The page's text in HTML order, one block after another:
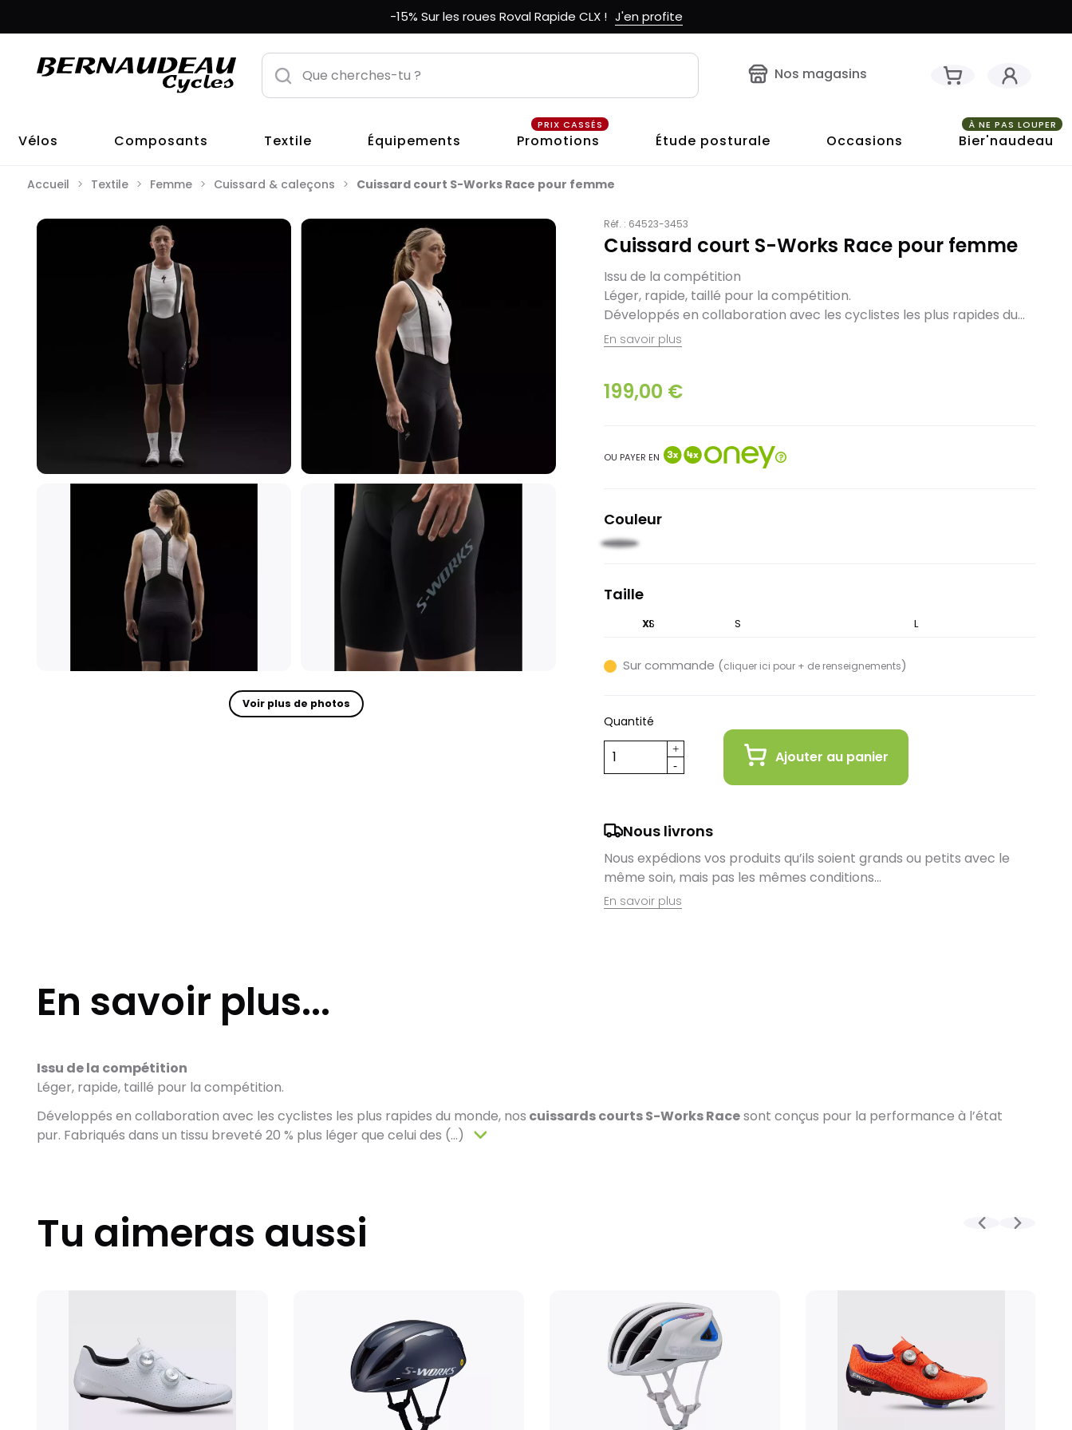
-15% Sur les roues Roval Rapide CLX ! J'en profite
Nos magasins
Vélos Composants Textile Équipements Promotions
PRIX CASSÉS
Étude posturale Occasions Bier'naudeau
À NE PAS LOUPER
Accueil Textile Femme Cuissard & caleçons Cuissard court S-Works Race pour femme
Voir plus de photos
Réf. : 64523-3453
Cuissard court S-Works Race pour femme
Issu de la compétition
Léger, rapide, taillé pour la compétition.
Développés en collaboration avec les cyclistes les plus rapides du...
En savoir plus
199,00 €
OU PAYER EN
Couleur
Noir
Taille
XS S L
XL
Sur commande (cliquer ici pour + de renseignements)
Quantité
Ajouter au panier
Nous livrons
Nous expédions vos produits qu’ils soient grands ou petits avec le
même soin, mais pas les mêmes conditions…
En savoir plus
vélo est soigneusement emballé dans un carton conçu pour faciliter
La livraison est assurée par Geodis, directement à votre domicile,
Kit cadre et paires de roues :
Emballés avec un soin particulier dans des cartons spécialement
conçus pour garantir leur protection. L’expédition est réalisée par
Colissimo en moyenne sous 3 à 10 jours ouvrés (à partir du moment
où le produit est disponible), pour une livraison directement à votre
domicile. (Pas d’expédition les week-ends et jours fériés)
Textiles, accessoires et petits produits :
En savoir plus...
Issu de la compétition
Léger, rapide, taillé pour la compétition.
Développés en collaboration avec les cyclistes les plus rapides du monde, nos cuissards courts S-Works Racesont conçus pour la performance à l’état
pur. Fabriqués dans un tissu breveté 20 % plus léger que celui des (...)
Tu aimeras aussi